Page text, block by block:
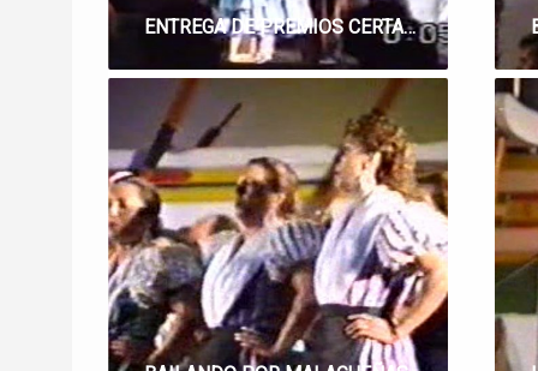
ENTREGA DE PREMIOS CERTAMEN DE MALAGUEÑAS DE FIESTA 1988